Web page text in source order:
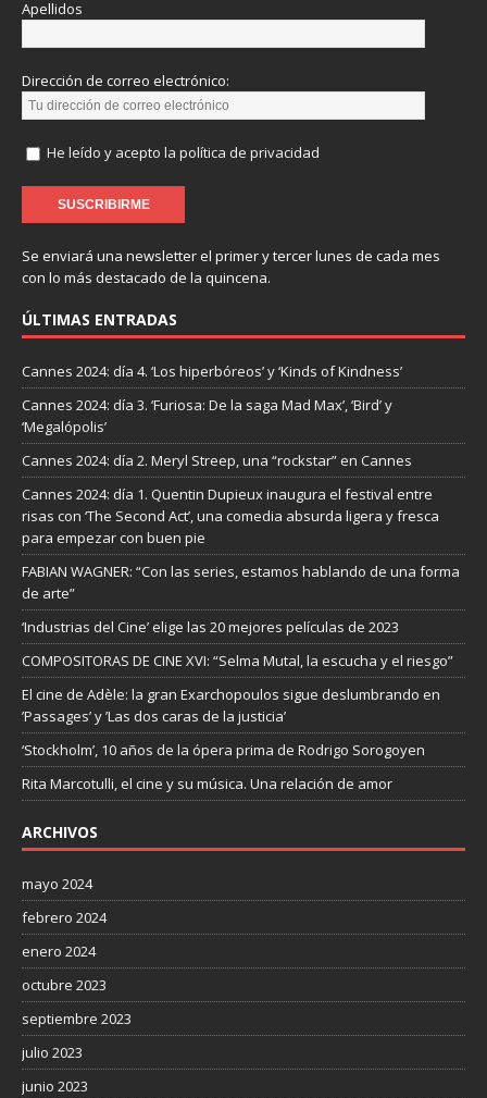
Apellidos
Dirección de correo electrónico:
He leído y acepto la política de privacidad
Se enviará una newsletter el primer y tercer lunes de cada mes
con lo más destacado de la quincena.
ÚLTIMAS ENTRADAS
Cannes 2024: día 4. ‘Los hiperbóreos’ y ‘Kinds of Kindness’
Cannes 2024: día 3. ‘Furiosa: De la saga Mad Max’, ‘Bird’ y
‘Megalópolis’
Cannes 2024: día 2. Meryl Streep, una “rockstar” en Cannes
Cannes 2024: día 1. Quentin Dupieux inaugura el festival entre
risas con ‘The Second Act’, una comedia absurda ligera y fresca
para empezar con buen pie
FABIAN WAGNER: “Con las series, estamos hablando de una forma
de arte”
‘Industrias del Cine’ elige las 20 mejores películas de 2023
COMPOSITORAS DE CINE XVI: “Selma Mutal, la escucha y el riesgo”
El cine de Adèle: la gran Exarchopoulos sigue deslumbrando en
’Passages’ y ’Las dos caras de la justicia’
‘Stockholm’, 10 años de la ópera prima de Rodrigo Sorogoyen
Rita Marcotulli, el cine y su música. Una relación de amor
ARCHIVOS
mayo 2024
febrero 2024
enero 2024
octubre 2023
septiembre 2023
julio 2023
junio 2023